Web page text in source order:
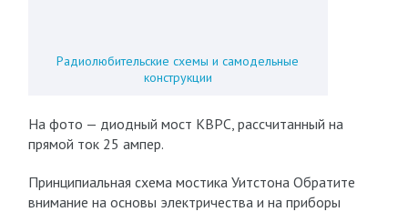
Радиолюбительские схемы и самодельные
конструкции
На фото — диодный мост KBPC, рассчитанный на
прямой ток 25 ампер.
Принципиальная схема мостика Уитстона Обратите
внимание на основы электричества и на приборы